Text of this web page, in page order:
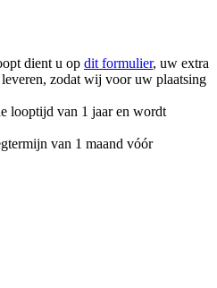
dient u op dit formulier, uw extra
zodat wij voor uw plaatsing
looptijd van 1 jaar en wordt
van 1 maand vóór